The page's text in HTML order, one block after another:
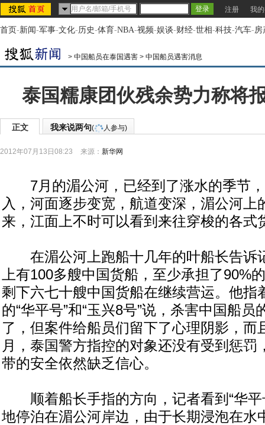
注册 我
首页-新闻-军事-文化-历史-体育-NBA-视频-娱谈-财经-世相-科技-汽车-房
> 中国船员在泰国遇害 > 中国船员遇害消息
泰国糯康团伙残余势力称将
正文 我来说两句( 人参与)
2012年07月13日08:23 来源： 新华网
7月的湄公河，已经到了涨水的季节，
入，河面逐步变宽，航道变深，湄公河上
来，江面上不时可以看到来往穿梭的各式
在湄公河上跑船十几年的叶船长告诉
上有100多艘中国货船，至少承担了90%
剩下六七十艘中国货船在继续营运。他指
的“华平号”和“玉兴8号”说，杀害中国船
了，但案件给船员们留下了心理阴影，而
月，泰国警方指控的对象还没有受到惩罚
带的安全依然缺乏信心。
顺着船长手指的方向，记者看到“华平
地停泊在湄公河岸边，由于长期浸泡在水